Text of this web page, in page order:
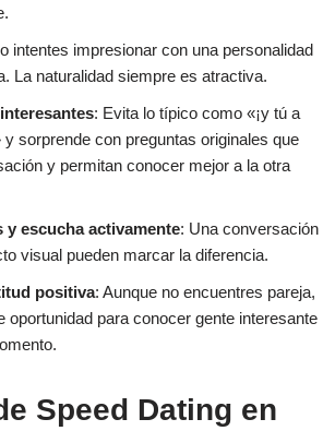
intentes impresionar con una personalidad
La naturalidad siempre es atractiva.
: Evita lo típico como «¡y tú a
y sorprende con preguntas originales que
y permitan conocer mejor a la otra
y escucha activamente: Una conversación
visual pueden marcar la diferencia.
positiva: Aunque no encuentres pareja,
oportunidad para conocer gente interesante
Speed Dating en